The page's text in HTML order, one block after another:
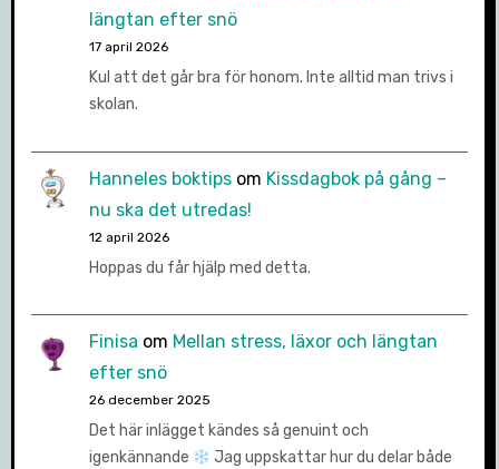
längtan efter snö
17 april 2026
Kul att det går bra för honom. Inte alltid man trivs i
skolan.
Hanneles boktipsom Kissdagbok på gång –
nu ska det utredas!
12 april 2026
Hoppas du får hjälp med detta.
Finisa om Mellan stress, läxor och längtan
efter snö
26 december 2025
Det här inlägget kändes så genuint och
igenkännande
Jag uppskattar hur du delar både